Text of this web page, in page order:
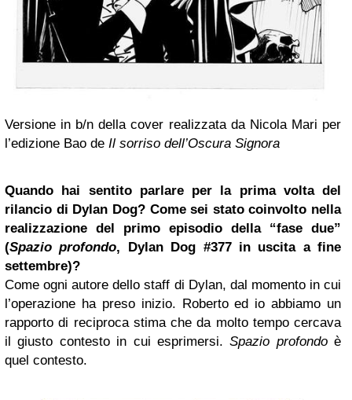
Versione in b/n della cover realizzata da Nicola Mari per
l’edizione Bao de Il sorriso dell’Oscura Signora
Quando hai sentito parlare per la prima volta del
rilancio di Dylan Dog? Come sei stato coinvolto nella
realizzazione del primo episodio della “fase due”
(Spazio profondo, Dylan Dog #377 in uscita a fine
settembre)?
Come ogni autore dello staff di Dylan, dal momento in cui
l’operazione ha preso inizio. Roberto ed io abbiamo un
rapporto di reciproca stima che da molto tempo cercava
il giusto contesto in cui esprimersi.Spazio profondoè
quel contesto.